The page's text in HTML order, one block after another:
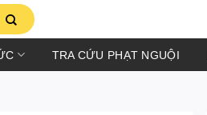
TRA CỨU PHẠT NGUỘI